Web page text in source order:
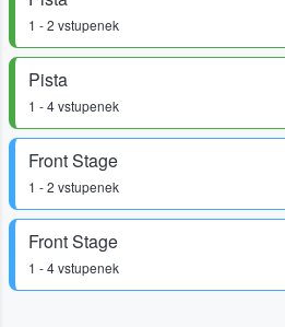
1 - 2 vstupenek
Pista
1 - 4 vstupenek
Front Stage
1 - 2 vstupenek
Front Stage
1 - 4 vstupenek